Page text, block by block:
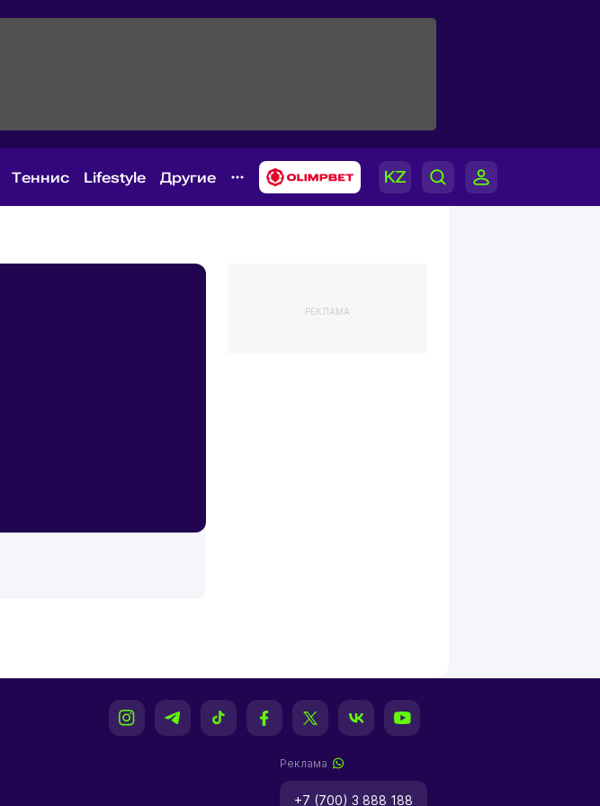
Теннис Lifestyle Другие
РЕКЛАМА
Реклама
+7 (700) 3 888 188